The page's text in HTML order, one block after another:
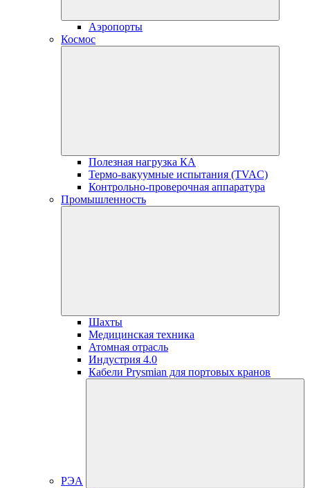
Аэропорты
Космос
Полезная нагрузка КА
Термо-вакуумные испытания (TVAC)
Контрольно-проверочная аппаратура
Промышленность
Шахты
Медицинская техника
Атомная отрасль
Индустрия 4.0
Кабели Prysmian для портовых кранов
РЭА